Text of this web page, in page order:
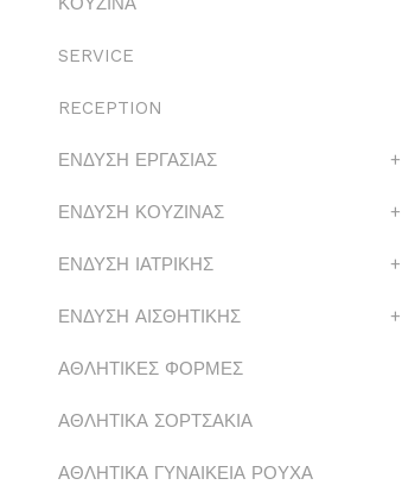
SERVICE
RECEPTION
ΕΝΔΥΣΗ ΕΡΓΑΣΙΑΣ +
ΕΝΔΥΣΗ ΚΟΥΖΙΝΑΣ +
ΕΝΔΥΣΗ ΙΑΤΡΙΚΗΣ +
ΕΝΔΥΣΗ ΑΙΣΘΗΤΙΚΗΣ +
ΑΘΛΗΤΙΚΕΣ ΦΟΡΜΕΣ
ΑΘΛΗΤΙΚΑ ΣΟΡΤΣΑΚΙΑ
ΑΘΛΗΤΙΚΑ ΓΥΝΑΙΚΕΙΑ ΡΟΥΧΑ